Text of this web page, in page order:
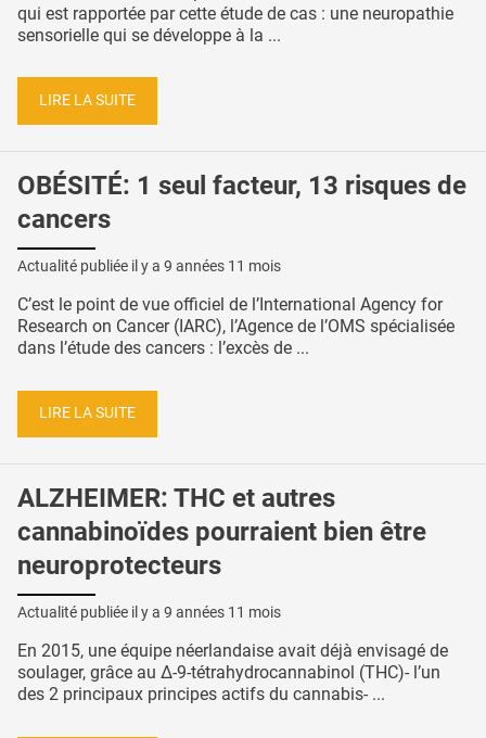
qui est rapportée par cette étude de cas : une neuropathie
sensorielle qui se développe à la ...
LIRE LA SUITE
OBÉSITÉ: 1 seul facteur, 13 risques de
cancers
Actualité publiée il y a 9 années 11 mois
C’est le point de vue officiel de l’International Agency for
Research on Cancer (IARC), l’Agence de l’OMS spécialisée
dans l’étude des cancers : l’excès de ...
LIRE LA SUITE
ALZHEIMER: THC et autres
cannabinoïdes pourraient bien être
neuroprotecteurs
Actualité publiée il y a 9 années 11 mois
En 2015, une équipe néerlandaise avait déjà envisagé de
soulager, grâce au Δ-9-tétrahydrocannabinol (THC)- l’un
des 2 principaux principes actifs du cannabis- ...